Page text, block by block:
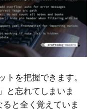
トを把握できます。
と忘れてしまいま
と全く覚えていま